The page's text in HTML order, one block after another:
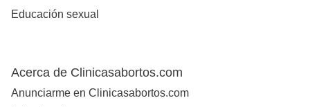
Educación sexual
Acerca de Clinicasabortos.com
Anunciarme en Clinicasabortos.com